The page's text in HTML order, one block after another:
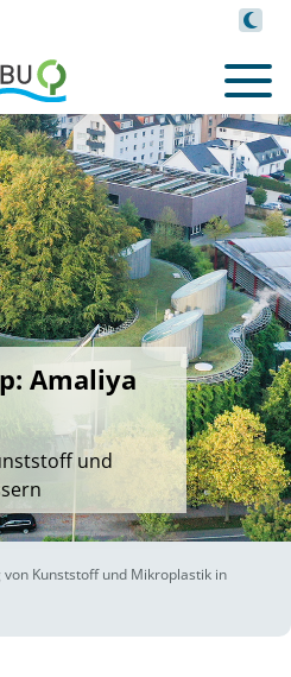
Amaliya
und
von Kunststoff und Mikroplastik in